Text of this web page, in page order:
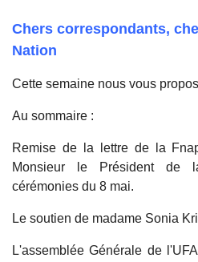
Chers correspondants,
Nation
Cette semaine nous vous
Au sommaire :
Remise de la lettre de la
Monsieur le Président de
cérémonies du 8 mai.
Le soutien de madame Sonia
L'assemblée Générale de